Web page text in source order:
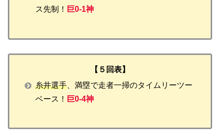
ス先制！ 巨0-1神
【５回表】
糸井選手 、満塁で走者一掃のタイムリーツー
ベース！ 巨0-4神